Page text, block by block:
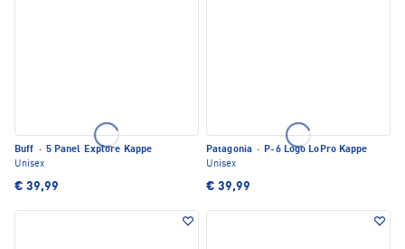
Buff · 5 Panel Explore Kappe
Unisex
€ 39,99
Patagonia · P-6 Logo LoPro Kappe
Unisex
€ 39,99